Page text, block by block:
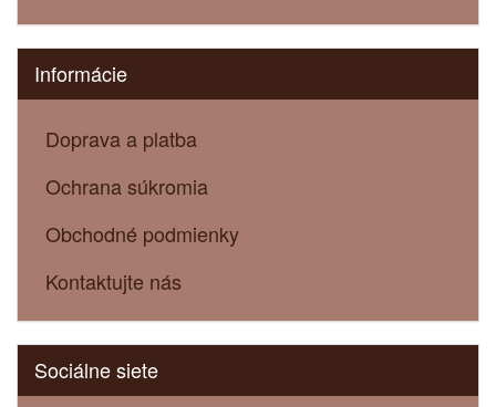
Informácie
Doprava a platba
Ochrana súkromia
Obchodné podmienky
Kontaktujte nás
Sociálne siete